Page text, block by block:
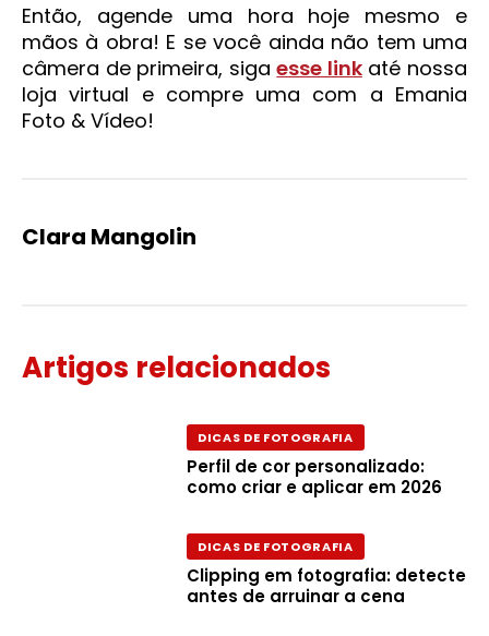
Então, agende uma hora hoje mesmo e
mãos à obra! E se você ainda não tem uma
câmera de primeira, sigaesse linkaté nossa
loja virtual e compre uma com a Emania
Foto & Vídeo!
Clara Mangolin
Artigos relacionados
DICAS DE FOTOGRAFIA
Perfil de cor personalizado:
como criar e aplicar em 2026
DICAS DE FOTOGRAFIA
Clipping em fotografia: detecte
antes de arruinar a cena